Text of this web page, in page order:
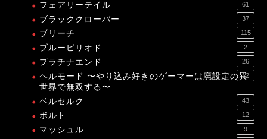
フェアリーテイル 61
ブラッククローバー 37
ブリーチ 115
ブルーピリオド 2
プラチナエンド 26
ヘルモード 〜やり込み好きのゲーマーは廃設定の異
世界で無双する〜
12
ベルセルク 43
ボルト 12
マッシュル 9